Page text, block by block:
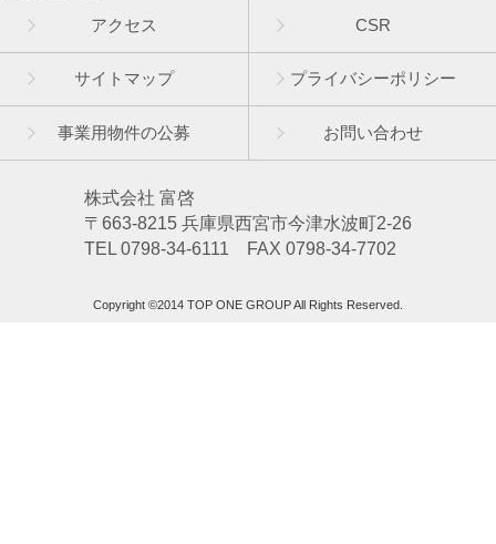
アクセス
CSR
サイトマップ プライバシーポリシー
株式会社 富啓
〒663-8215 兵庫県西宮市今津水波町2-26
TEL 0798-34-6111 FAX 0798-34-7702
事業用物件の公募 お問い合わせ
Copyright ©2014 TOP ONE GROUP All Rights Reserved.